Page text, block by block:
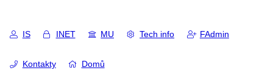
IS INET MU Tech info FAdmin
Kontakty Domů